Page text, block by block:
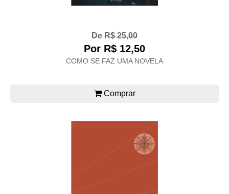
De R$ 25,00
Por R$ 12,50
COMO SE FAZ UMA NOVELA
Comprar